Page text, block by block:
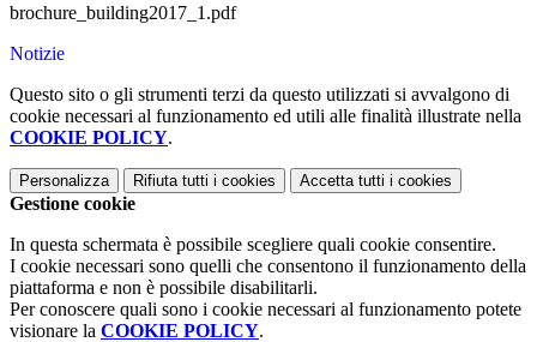
brochure_building2017_1.pdf
Notizie
Questo sito o gli strumenti terzi da questo utilizzati si avvalgono di
cookie necessari al funzionamento ed utili alle finalità illustrate nella
COOKIE POLICY.
Personalizza Rifiuta tutti i cookies Accetta tutti i cookies
Gestione cookie
In questa schermata è possibile scegliere quali cookie consentire.
I cookie necessari sono quelli che consentono il funzionamento della
piattaforma e non è possibile disabilitarli.
Per conoscere quali sono i cookie necessari al funzionamento potete
visionare la COOKIE POLICY.